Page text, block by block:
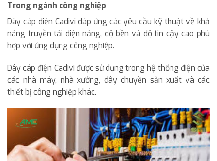
Trong ngành công nghiệp
Dây cáp điện Cadivi đáp ứng các yêu cầu kỹ thuật về khả
năng truyền tải điện năng, độ bền và độ tin cậy cao phù
hợp với ứng dụng công nghiệp.
Dây cáp điện Cadivi được sử dụng trong hệ thống điện của
các nhà máy, nhà xưởng, dây chuyền sản xuất và các
thiết bị công nghiệp khác.